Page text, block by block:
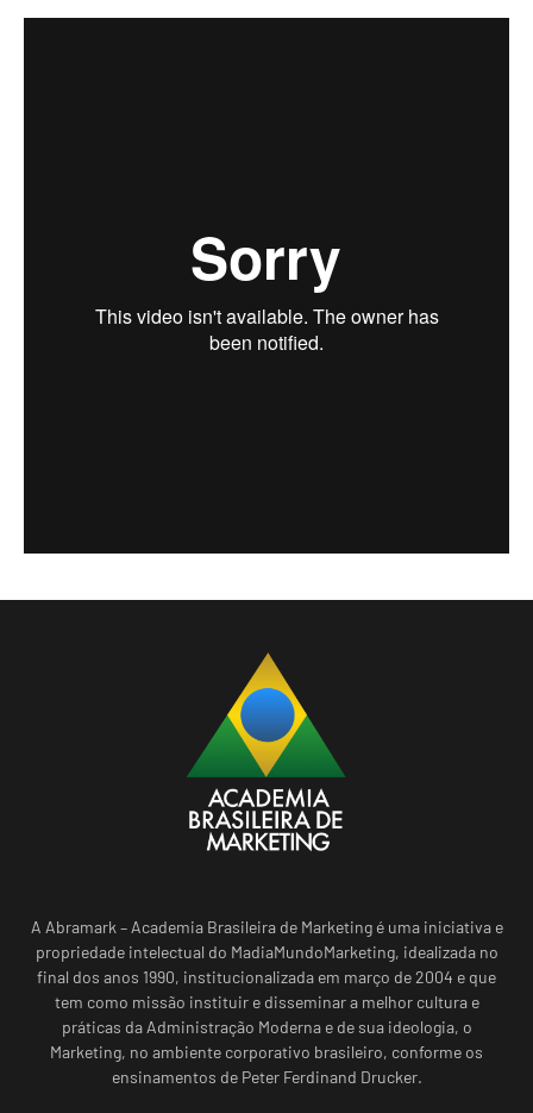
A Abramark – Academia Brasileira de Marketing é uma iniciativa e
propriedade intelectual do MadiaMundoMarketing, idealizada no
final dos anos 1990, institucionalizada em março de 2004 e que
tem como missão instituir e disseminar a melhor cultura e
práticas da Administração Moderna e de sua ideologia, o
Marketing, no ambiente corporativo brasileiro, conforme os
ensinamentos de Peter Ferdinand Drucker.